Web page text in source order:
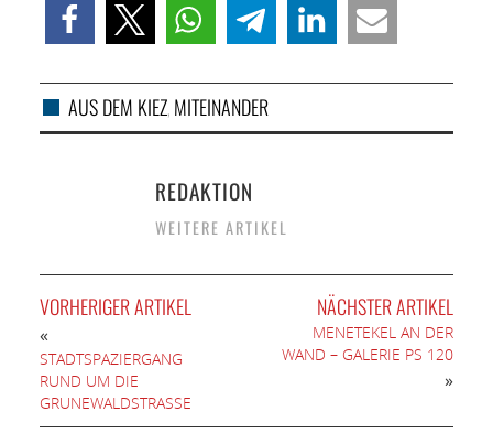
AUS DEM KIEZ, MITEINANDER
REDAKTION
WEITERE ARTIKEL
VORHERIGER ARTIKEL
«
STADTSPAZIERGANG
RUND UM DIE
GRUNEWALDSTRASSE
NÄCHSTER ARTIKEL
MENETEKEL AN DER
WAND – GALERIE PS 120
»